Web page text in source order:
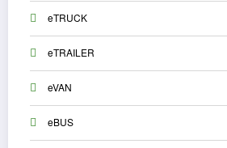
eTRUCK
eTRAILER
eVAN
eBUS